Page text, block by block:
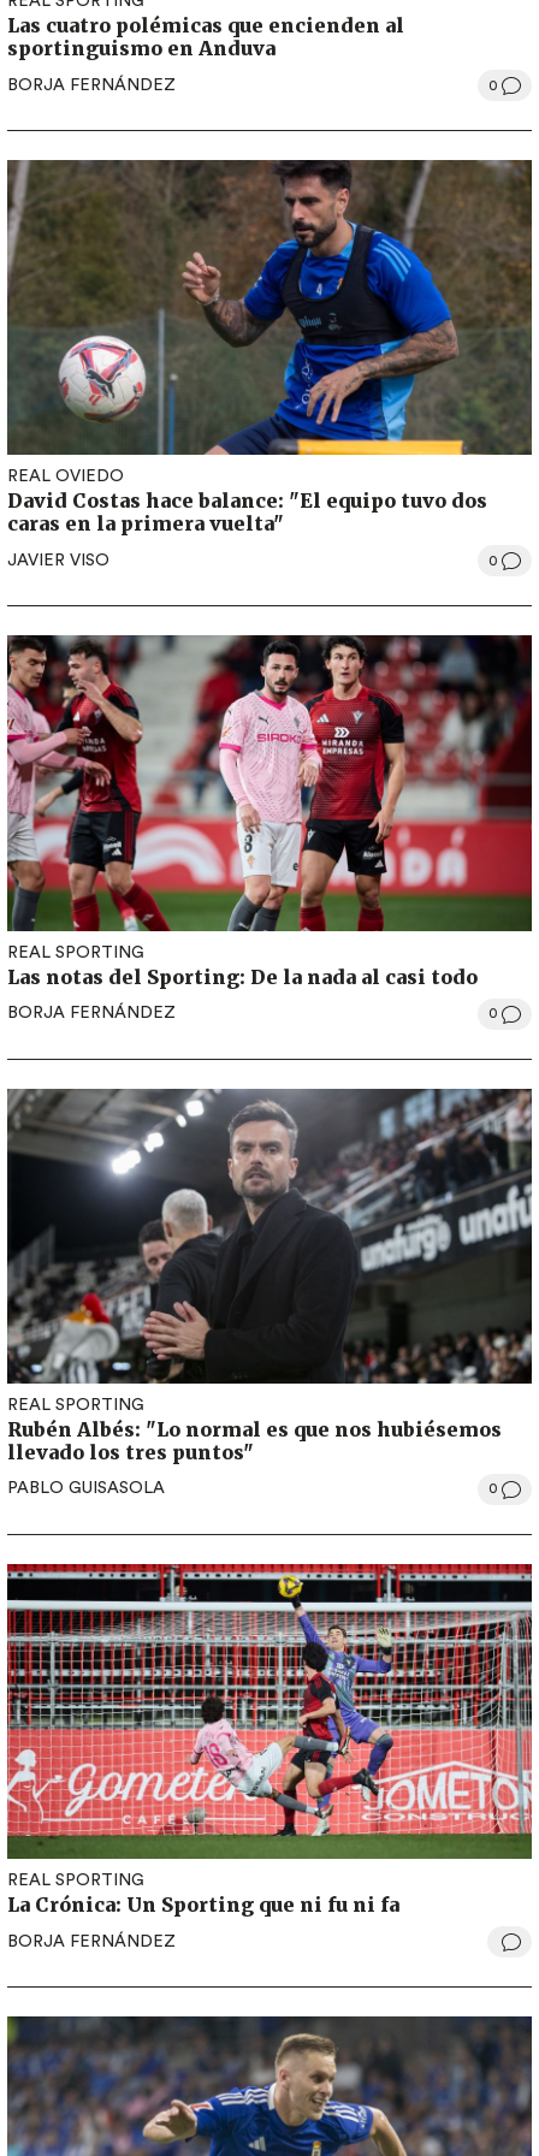
Las cuatro polémicas que encienden al
sportinguismo en Anduva
BORJA FERNÁNDEZ 0
REAL OVIEDO
David Costas hace balance: "El equipo tuvo dos
caras en la primera vuelta"
JAVIER VISO 0
REAL SPORTING
Las notas del Sporting: De la nada al casi todo
BORJA FERNÁNDEZ 0
REAL SPORTING
Rubén Albés: "Lo normal es que nos hubiésemos
llevado los tres puntos"
PABLO GUISASOLA 0
REAL SPORTING
La Crónica: Un Sporting que ni fu ni fa
BORJA FERNÁNDEZ